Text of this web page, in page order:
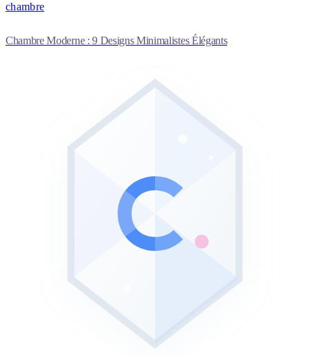
chambre
Chambre Moderne : 9 Designs Minimalistes Élégants